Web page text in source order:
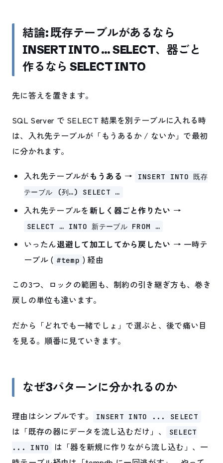
結論: 既存テーブルがあるなら
INSERT INTO … SELECT、器ごと
作るなら SELECT INTO
先に答えを置きます。
SQL Server で SELECT 結果を別テーブルに入れる時
は、入れ先テーブルが「もうあるか / ないか」で最初
に分かれます。
入れ先テーブルがもうある →
INSERT INTO 既存
テーブル (列…) SELECT …
入れ先テーブルを新しく器ごと作りたい →
SELECT … INTO 新テーブル FROM …
いったん退避して加工してから戻したい → 一時テ
ーブル ( #temp ) 経由
この3つ、ロックの範囲も、制約の引き継ぎ方も、巻き
戻しの単位も違います。
だから「どれでも一緒でしょ」で選ぶと、後で痛い目
を見る。順番に見ていきます。
なぜ3パターンに分かれるのか
理由はシンプルです。 INSERT INTO ... SELECT
は「既存の器にデータを流し込むだけ」、
SELECT
... INTO
は「器を新規に作りながら流し込む」、一